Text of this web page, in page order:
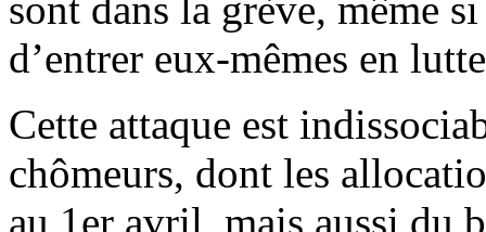
d’entrer eux-mêmes en
Cette attaque est
chômeurs, dont les
au 1er avril, mais aussi du